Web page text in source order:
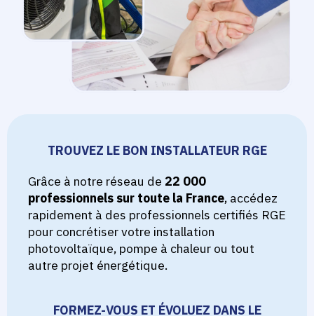
TROUVEZ LE BON INSTALLATEUR RGE
Grâce à notre réseau de 22 000
professionnels sur toute la France, accédez
rapidement à des professionnels certifiés RGE
pour concrétiser votre installation
photovoltaïque, pompe à chaleur ou tout
autre projet énergétique.
FORMEZ-VOUS ET ÉVOLUEZ DANS LE